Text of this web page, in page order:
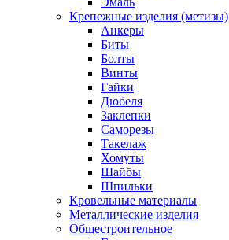
Крепежные изделия (метизы)
Анкеры
Биты
Болты
Винты
Гайки
Дюбеля
Заклепки
Саморезы
Такелаж
Хомуты
Шайбы
Шпильки
Кровельные материалы
Металлические изделия
Общестроительное